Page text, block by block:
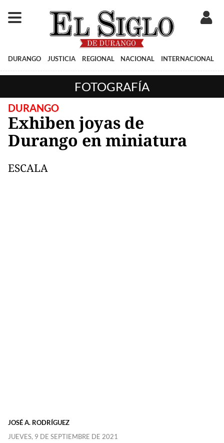
DURANGO JUSTICIA REGIONAL NACIONAL INTERNACIONAL
FOTOGRAFÍA
DURANGO
Exhiben joyas de
Durango en miniatura
ESCALA
JOSÉ A. RODRÍGUEZ
JUEVES, 9 DE SEPTIEMBRE DE 2021